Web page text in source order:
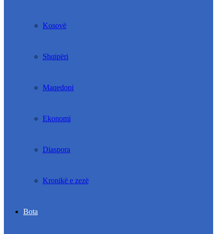
Kosovë
Shqipëri
Maqedoni
Ekonomi
Diaspora
Kronikë e zezë
Bota